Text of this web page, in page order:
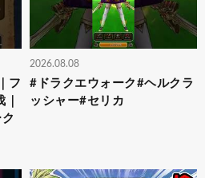
フ
2026.08.08
#ドラクエウォーク#ヘルクラ
ッシャー#セリカ